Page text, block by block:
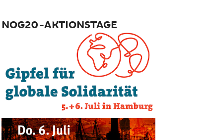
NOG20-AKTIONSTAGE